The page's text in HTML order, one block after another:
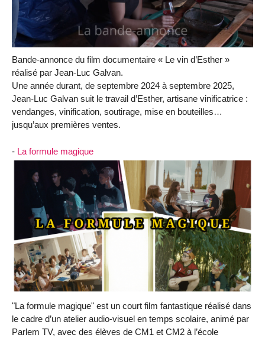
Bande-annonce du film documentaire « Le vin d’Esther »
réalisé par Jean-Luc Galvan.
Une année durant, de septembre 2024 à septembre 2025,
Jean-Luc Galvan suit le travail d’Esther, artisane vinificatrice :
vendanges, vinification, soutirage, mise en bouteilles…
jusqu’aux premières ventes.
- La formule magique
"La formule magique" est un court film fantastique réalisé dans
le cadre d’un atelier audio-visuel en temps scolaire, animé par
Parlem TV, avec des élèves de CM1 et CM2 à l’école